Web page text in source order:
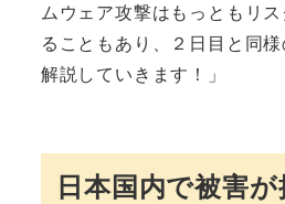
ムウェア攻撃はもっともリ
ることもあり、２日目と同
解説していきます！」
日本国内で被害